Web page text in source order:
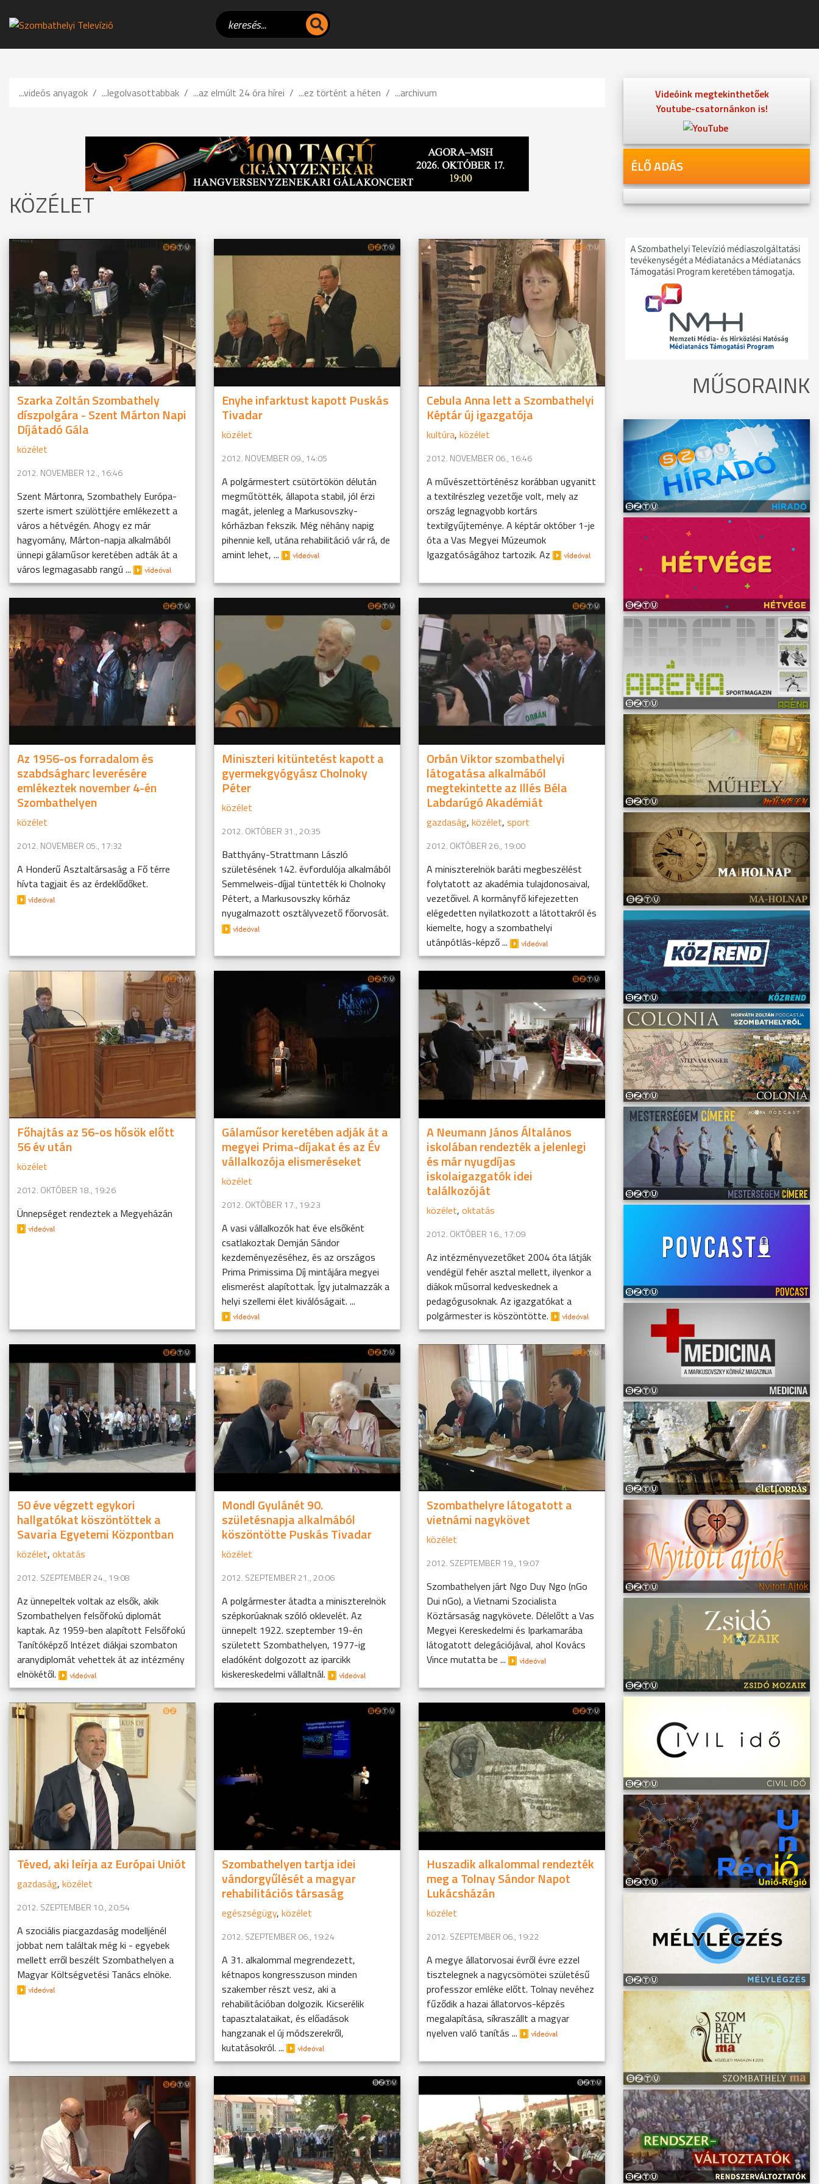
...videós anyagok ...legolvasottabbak ...az elmúlt 24 óra hírei ...ez történt a héten ...archivum
KÖZÉLET
Szarka Zoltán Szombathely
díszpolgára - Szent Márton Napi
Díjátadó Gála
közélet
2012. NOVEMBER 12., 16:46
Szent Mártonra, Szombathely Európa-
szerte ismert szülöttjére emlékezett a
város a hétvégén. Ahogy ez már
hagyomány, Márton-napja alkalmából
ünnepi gálaműsor keretében adták át a
város legmagasabb rangú ...
Enyhe infarktust kapott Puskás
Tivadar
közélet
2012. NOVEMBER 09., 14:05
A polgármestert csütörtökön délután
megműtötték, állapota stabil, jól érzi
magát, jelenleg a Markusovszky-
kórházban fekszik. Még néhány napig
pihennie kell, utána rehabilitáció vár rá, de
amint lehet, ...
Cebula Anna lett a Szombathelyi
Képtár új igazgatója
kultúra, közélet
2012. NOVEMBER 06., 16:46
A művészettörténész korábban ugyanitt
a textilrészleg vezetője volt, mely az
ország legnagyobb kortárs
textilgyűjteménye. A képtár október 1-je
óta a Vas Megyei Múzeumok
Igazgatóságához tartozik. Az
Az 1956-os forradalom és
szabdságharc leverésére
emlékeztek november 4-én
Szombathelyen
közélet
2012. NOVEMBER 05., 17:32
A Honderű Asztaltársaság a Fő térre
hívta tagjait és az érdeklődőket.
Miniszteri kitüntetést kapott a
gyermekgyógyász Cholnoky
Péter
közélet
2012. OKTÓBER 31., 20:35
Batthyány-Strattmann László
születésének 142. évfordulója alkalmából
Semmelweis-díjjal tüntették ki Cholnoky
Pétert, a Markusovszky kórház
nyugalmazott osztályvezető főorvosát.
Orbán Viktor szombathelyi
látogatása alkalmából
megtekintette az Illés Béla
Labdarúgó Akadémiát
gazdaság, közélet, sport
2012. OKTÓBER 26., 19:00
A miniszterelnök baráti megbeszélést
folytatott az akadémia tulajdonosaival,
vezetőivel. A kormányfő kifejezetten
elégedetten nyilatkozott a látottakról és
kiemelte, hogy a szombathelyi
utánpótlás-képző ...
Főhajtás az 56-os hősök előtt
56 év után
közélet
2012. OKTÓBER 18., 19:26
Ünnepséget rendeztek a Megyeházán
Gálaműsor keretében adják át a
megyei Prima-díjakat és az Év
vállalkozója elismeréseket
közélet
2012. OKTÓBER 17., 19:23
A vasi vállalkozók hat éve elsőként
csatlakoztak Demján Sándor
kezdeményezéséhez, és az országos
Prima Primissima Díj mintájára megyei
elismerést alapítottak. Így jutalmazzák a
helyi szellemi élet kiválóságait. ...
A Neumann János Általános
iskolában rendezték a jelenlegi
és már nyugdíjas
iskolaigazgatók idei
találkozóját
közélet, oktatás
2012. OKTÓBER 16., 17:09
Az intézményvezetőket 2004 óta látják
vendégül fehér asztal mellett, ilyenkor a
diákok műsorral kedveskednek a
pedagógusoknak. Az igazgatókat a
polgármester is köszöntötte.
50 éve végzett egykori
hallgatókat köszöntöttek a
Savaria Egyetemi Központban
közélet, oktatás
2012. SZEPTEMBER 24., 19:08
Az ünnepeltek voltak az elsők, akik
Szombathelyen felsőfokú diplomát
kaptak. Az 1959-ben alapított Felsőfokú
Tanítóképző Intézet diákjai szombaton
aranydiplomát vehettek át az intézmény
elnökétől.
Mondl Gyulánét 90.
születésnapja alkalmából
köszöntötte Puskás Tivadar
közélet
2012. SZEPTEMBER 21., 20:06
A polgármester átadta a miniszterelnök
szépkorúaknak szóló oklevelét. Az
ünnepelt 1922. szeptember 19-én
született Szombathelyen, 1977-ig
eladóként dolgozott az iparcikk
kiskereskedelmi vállaltnál.
Szombathelyre látogatott a
vietnámi nagykövet
közélet
2012. SZEPTEMBER 19., 19:07
Szombathelyen járt Ngo Duy Ngo (nGo
Dui nGo), a Vietnami Szocialista
Köztársaság nagykövete. Délelőtt a Vas
Megyei Kereskedelmi és Iparkamarába
látogatott delegációjával, ahol Kovács
Vince mutatta be ...
Téved, aki leírja az Európai Uniót
gazdaság, közélet
2012. SZEPTEMBER 10., 20:54
A szociális piacgazdaság modelljénél
jobbat nem találtak még ki - egyebek
mellett erről beszélt Szombathelyen a
Magyar Költségvetési Tanács elnöke.
Szombathelyen tartja idei
vándorgyűlését a magyar
rehabilitációs társaság
egészségügy, közélet
2012. SZEPTEMBER 06., 19:24
A 31. alkalommal megrendezett,
kétnapos kongresszuson minden
szakember részt vesz, aki a
rehabilitációban dolgozik. Kicserélik
tapasztalataikat, és előadások
hangzanak el új módszerekről,
kutatásokról. ...
Huszadik alkalommal rendezték
meg a Tolnay Sándor Napot
Lukácsházán
közélet
2012. SZEPTEMBER 06., 19:22
A megye állatorvosai évről évre ezzel
tisztelegnek a nagycsömötei születésű
professzor emléke előtt. Tolnay nevéhez
fűződik a hazai állatorvos-képzés
megalapítása, síkraszállt a magyar
nyelven való tanítás ...
Videóink megtekinthetőek
Youtube-csatornánkon is!
ÉLŐ ADÁS
MŰSORAINK